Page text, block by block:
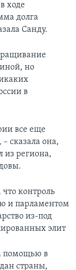
ходе
долга
Санду.
но
в
все еще
сказала она,
из региона,
контроль
и парламентом
из-под
элит
помощью в
страны,